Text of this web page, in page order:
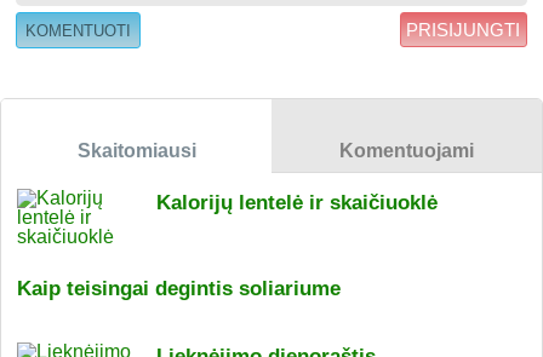
PRISIJUNGTI
Skaitomiausi Komentuojami
Kalorijų lentelė ir skaičiuoklė
Kaip teisingai degintis soliariume